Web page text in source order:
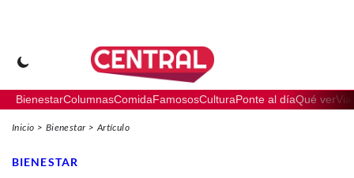
BienestarColumnasComidaFamososCulturaPonte al díaQué ver
Inicio Bienestar Artículo
BIENESTAR